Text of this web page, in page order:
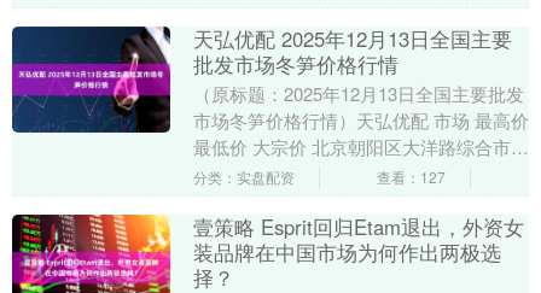
天弘优配 2025年12月13日全国主要
批发市场冬笋价格行情
（原标题：2025年12月13日全国主要批发
市场冬笋价格行情）天弘优配 市场 最高价
最低价 大宗价 北京朝阳区大洋路综合市场
10.00 9.20 9.60 ....
分类：实盘配资 查看：127
壹策略 Esprit回归Etam退出，外资女
装品牌在中国市场为何作出两极选
择？